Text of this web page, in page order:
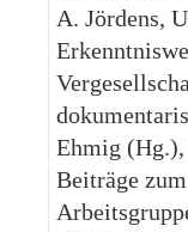
A. Jördens,
Ehmig (Hg.),
Beiträge